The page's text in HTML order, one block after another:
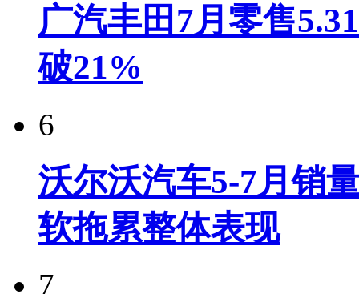
广汽丰田7月零售
破21%
6
沃尔沃汽车5-7月销
软拖累整体表现
7